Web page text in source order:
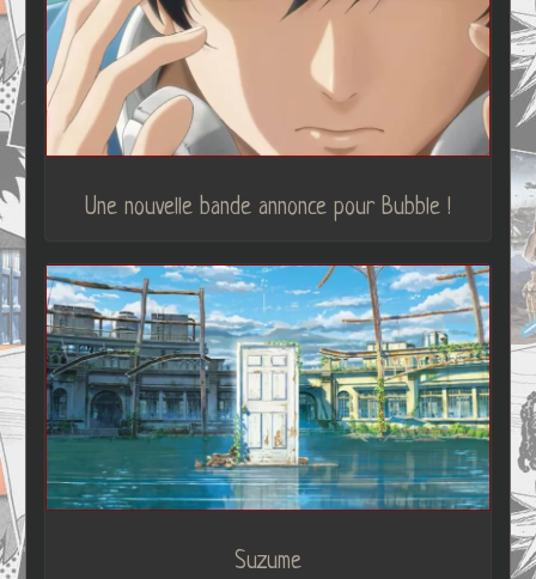
Une nouvelle bande annonce pour Bubble !
Suzume